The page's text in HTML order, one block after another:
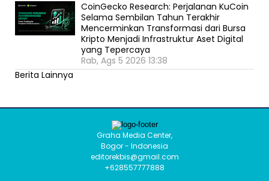
CoinGecko Research: Perjalanan KuCoin
Selama Sembilan Tahun Terakhir
Mencerminkan Transformasi dari Bursa
Kripto Menjadi Infrastruktur Aset Digital
yang Tepercaya
Rab, Ags 5 2026 13:38
Berita Lainnya
Graha Media Center,
Bogor - Indonesia
editorekbis@gmail.com
+628557777888